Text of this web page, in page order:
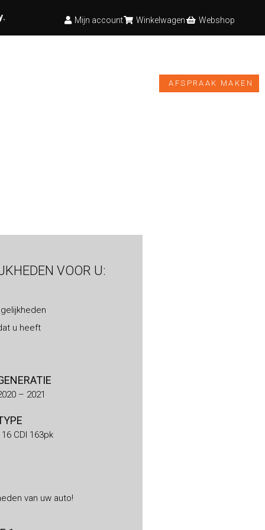
. Mijn account Winkelwagen Webshop
AFSPRAAK MAKEN
VOOR U:
u heeft
– 2021
CDI 163pk
van uw auto!